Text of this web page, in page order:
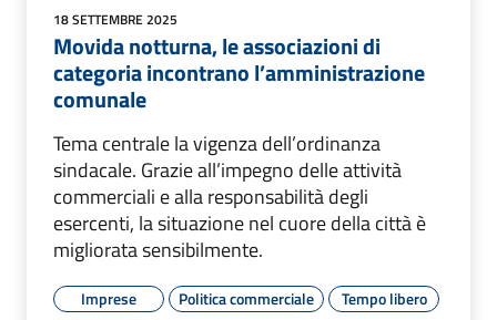
18 SETTEMBRE 2025
Movida notturna, le associazioni di
categoria incontrano l’amministrazione
comunale
Tema centrale la vigenza dell’ordinanza
sindacale. Grazie all’impegno delle attività
commerciali e alla responsabilità degli
esercenti, la situazione nel cuore della città è
migliorata sensibilmente.
Imprese Politica commerciale
Tempo libero